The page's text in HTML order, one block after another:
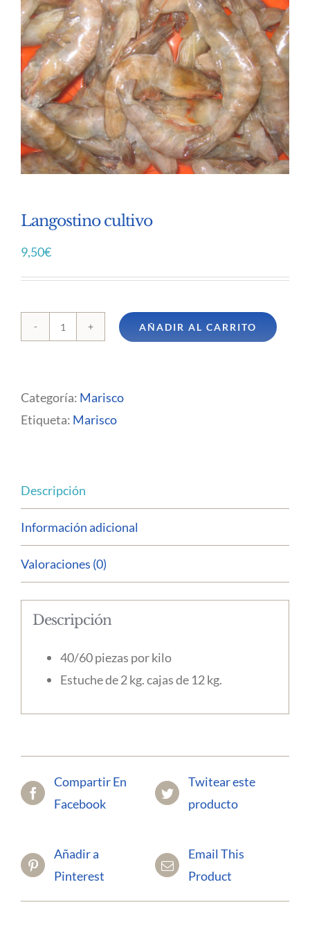
Langostino cultivo
9,50€
Langostino
AÑADIR AL CARRITO
Categoría: Marisco
Etiqueta: Marisco
Descripción
Información adicional
Valoraciones (0)
Descripción
40/60 piezas por kilo
Estuche de 2 kg. cajas de 12 kg.
Compartir En
Facebook
Twitear este
producto
Añadir a
Pinterest
Email This
Product